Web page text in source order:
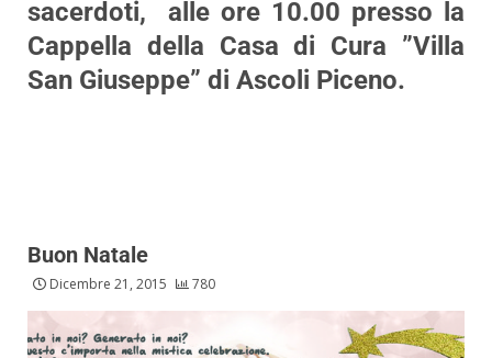
sacerdoti, alle ore 10.00 presso la
Cappella della Casa di Cura ”Villa
San Giuseppe” di Ascoli Piceno.
Buon Natale
Dicembre 21, 2015 780